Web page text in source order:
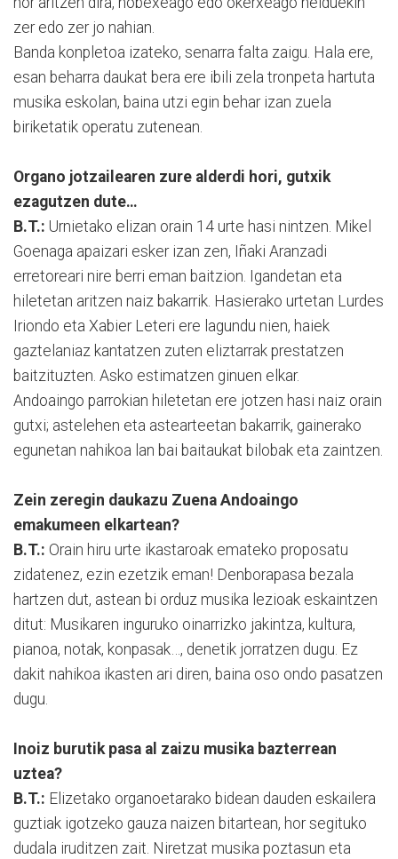
zer edo zer jo nahian.
Banda konpletoa izateko, senarra falta zaigu. Hala ere,
esan beharra daukat bera ere ibili zela tronpeta hartuta
musika eskolan, baina utzi egin behar izan zuela
biriketatik operatu zutenean.
Organo jotzailearen zure alderdi hori, gutxik
ezagutzen dute…
B.T.: Urnietako elizan orain 14 urte hasi nintzen. Mikel
Goenaga apaizari esker izan zen, Iñaki Aranzadi
erretoreari nire berri eman baitzion. Igandetan eta
hiletetan aritzen naiz bakarrik. Hasierako urtetan Lurdes
Iriondo eta Xabier Leteri ere lagundu nien, haiek
gaztelaniaz kantatzen zuten eliztarrak prestatzen
baitzituzten. Asko estimatzen ginuen elkar.
Andoaingo parrokian hiletetan ere jotzen hasi naiz orain
gutxi; astelehen eta astearteetan bakarrik, gainerako
egunetan nahikoa lan bai baitaukat bilobak eta zaintzen.
Zein zeregin daukazu Zuena Andoaingo
emakumeen elkartean?
B.T.: Orain hiru urte ikastaroak emateko proposatu
zidatenez, ezin ezetzik eman! Denborapasa bezala
hartzen dut, astean bi orduz musika lezioak eskaintzen
ditut: Musikaren inguruko oinarrizko jakintza, kultura,
pianoa, notak, konpasak…, denetik jorratzen dugu. Ez
dakit nahikoa ikasten ari diren, baina oso ondo pasatzen
dugu.
Inoiz burutik pasa al zaizu musika bazterrean
uztea?
B.T.: Elizetako organoetarako bidean dauden eskailera
guztiak igotzeko gauza naizen bitartean, hor segituko
dudala iruditzen zait. Niretzat musika poztasun eta